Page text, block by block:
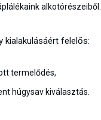
alkotórészeiből.
kialakulásáért felelős:
termelődés,
húgysav kiválasztás.